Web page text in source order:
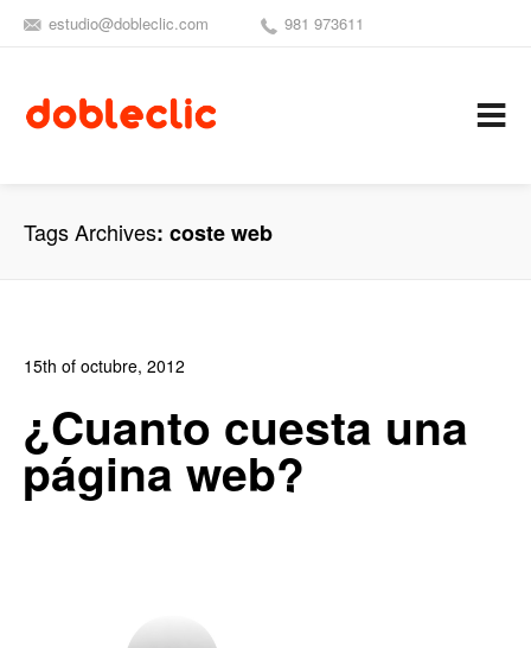
estudio@dobleclic.com 981 973611
Tags Archives coste web
15th of octubre, 2012
Posicionamiento ,Blog Publicidad,Noticias
0
0
¿Cuanto cuesta una
página web?